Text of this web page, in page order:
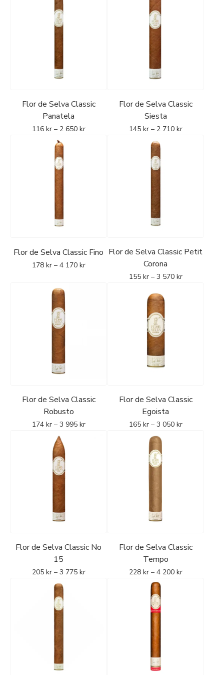
Flor de Selva Classic
Panatela
116 kr – 2 650 kr
Flor de Selva Classic
Siesta
145 kr – 2 710 kr
Flor de Selva Classic Fino
178 kr – 4 170 kr
Flor de Selva Classic Petit
Corona
155 kr – 3 570 kr
Flor de Selva Classic
Robusto
174 kr – 3 995 kr
Flor de Selva Classic
Egoista
165 kr – 3 050 kr
Flor de Selva Classic No
15
205 kr – 3 775 kr
Flor de Selva Classic
Tempo
228 kr – 4 200 kr